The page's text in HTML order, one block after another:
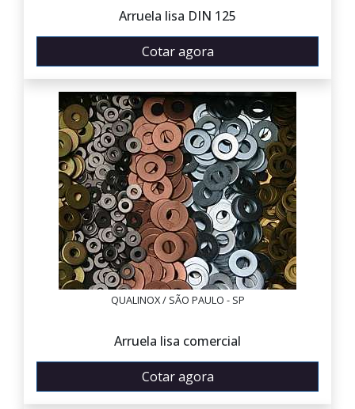
Arruela lisa DIN 125
Cotar agora
QUALINOX / SÃO PAULO - SP
Arruela lisa comercial
Cotar agora